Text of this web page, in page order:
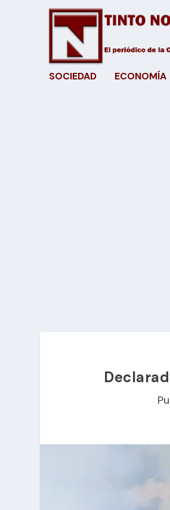
SOCIEDAD ECONOMÍA